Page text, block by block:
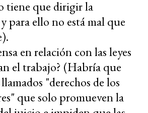
tiene que dirigir la
para ello no está mal que
en relación con las leyes
el trabajo? (Habría que
"derechos de los
que solo promueven la